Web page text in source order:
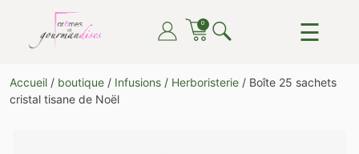
content
PLAISIR DE TOUTES ET TOUS
0 ☰
Accueil / boutique / Infusions / Herboristerie / Boîte 25 sachets
cristal tisane de Noël